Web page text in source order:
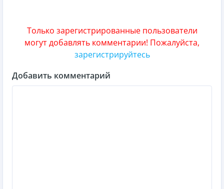
Только зарегистрированные пользователи
могут добавлять комментарии! Пожалуйста,
зарегистрируйтесь
Добавить комментарий